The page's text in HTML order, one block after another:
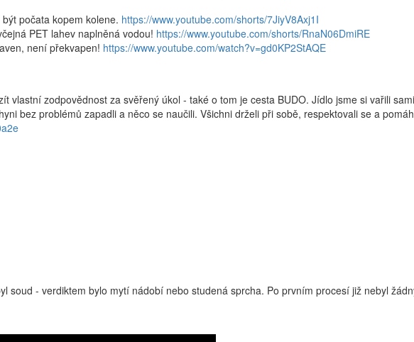
počata kopem kolene. https://www.youtube.com/shorts/7JiyV8Axj1I
PET lahev naplněná vodou! https://www.youtube.com/shorts/RnaN06DmiRE
není překvapen! https://www.youtube.com/watch?v=gd0KP2StAQE
vlastní zodpovědnost za svěřený úkol - také o tom je cesta BUDO. Jídlo jsme si vařili
bez problémů zapadli a něco se naučili. Všichni drželi při sobě, respektovali se a
soud - verdiktem bylo mytí nádobí nebo studená sprcha. Po prvním procesí již nebyl